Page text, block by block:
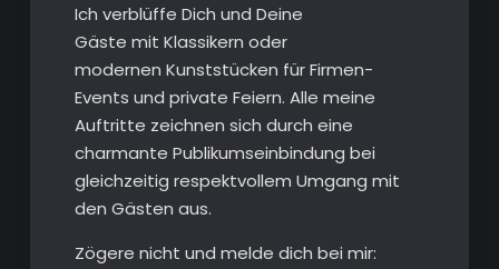
Ich verblüffe Dich und Deine
Gäste mit Klassikern oder
modernen Kunststücken für Firmen-
Events und private Feiern. Alle meine
Auftritte zeichnen sich durch eine
charmante Publikumseinbindung bei
gleichzeitig respektvollem Umgang mit
den Gästen aus.
Zögere nicht und melde dich bei mir: